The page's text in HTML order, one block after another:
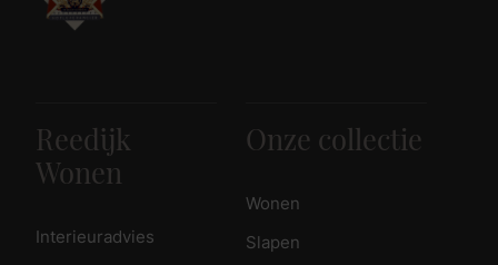
Reedijk
Wonen
Interieuradvies
Onze collectie
Wonen
Slapen